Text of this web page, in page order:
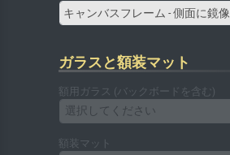
キャンバスフレーム - 側面に鏡像
ガラスと額装マット
額用ガラス (バックボードを含む)
選択してください
額装マット